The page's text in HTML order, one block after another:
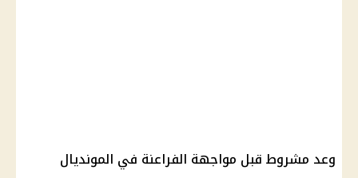
وعد مشروط قبل مواجهة الفراعنة في المونديال